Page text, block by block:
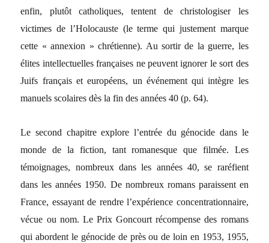
enfin, plutôt catholiques, tentent de christologiser les
victimes de l’Holocauste (le terme qui justement marque
cette « annexion » chrétienne). Au sortir de la guerre, les
élites intellectuelles françaises ne peuvent ignorer le sort des
Juifs français et européens, un événement qui intègre les
manuels scolaires dès la fin des années 40 (p. 64).
Le second chapitre explore l’entrée du génocide dans le
monde de la fiction, tant romanesque que filmée. Les
témoignages, nombreux dans les années 40, se raréfient
dans les années 1950. De nombreux romans paraissent en
France, essayant de rendre l’expérience concentrationnaire,
vécue ou nom. Le Prix Goncourt récompense des romans
qui abordent le génocide de près ou de loin en 1953, 1955,